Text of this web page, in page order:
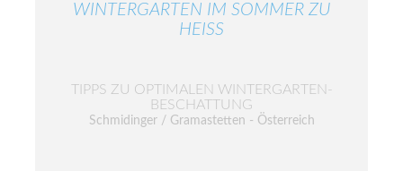
WINTERGARTEN IM SOMMER ZU
HEISS
TIPPS ZU OPTIMALEN WINTERGARTEN-
BESCHATTUNG
Schmidinger / Gramastetten - Österreich